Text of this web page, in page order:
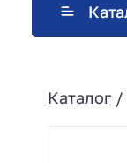
Каталог /